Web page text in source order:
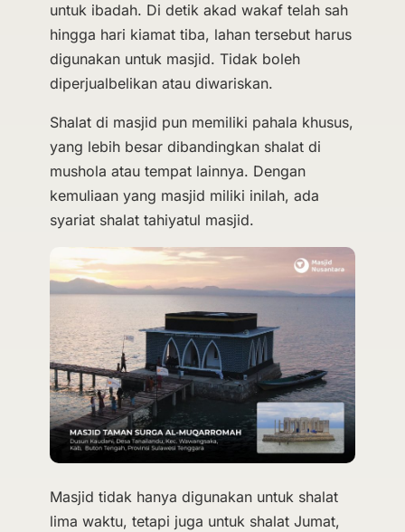
untuk ibadah. Di detik akad wakaf telah sah
hingga hari kiamat tiba, lahan tersebut harus
digunakan untuk masjid. Tidak boleh
diperjualbelikan atau diwariskan.
Shalat di masjid pun memiliki pahala khusus,
yang lebih besar dibandingkan shalat di
mushola atau tempat lainnya. Dengan
kemuliaan yang masjid miliki inilah, ada
syariat shalat tahiyatul masjid.
Masjid tidak hanya digunakan untuk shalat
lima waktu, tetapi juga untuk shalat Jumat,